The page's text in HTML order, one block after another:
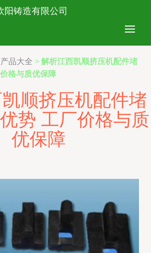
铸造有限公司
产品大全 > 解析江西凯顺挤压机配件堵
格与质优保障
顺挤压机配件堵
势 工厂价格与质
优保障